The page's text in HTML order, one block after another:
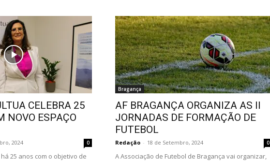
CELEBRA 25
NOVO ESPAÇO
2024 0
25 anos com o objetivo de
Bragança
AF BRAGANÇA ORGANIZA AS II
JORNADAS DE FORMAÇÃO DE
FUTEBOL
Redação - 18 de Setembro, 2024 0
A Associação de Futebol de Bragança vai organizar,